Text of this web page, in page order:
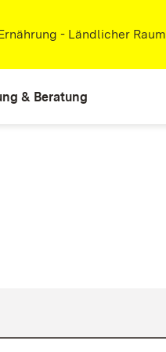
- Ländlicher Raum
& Beratung